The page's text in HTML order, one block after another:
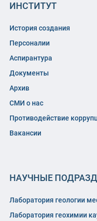
ИНСТИТУТ
История создания
Персоналии
Аспирантура
Документы
Архив
СМИ о нас
Противодействие
Вакансии
НАУЧНЫЕ
Лаборатория геологии
Лаборатория геохимии